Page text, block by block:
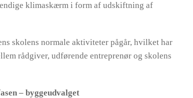
klimaskærm i form af udskiftning af
skolens normale aktiviteter pågår, hvilket har
rådgiver, udførende entreprenør og skolens
– byggeudvalget